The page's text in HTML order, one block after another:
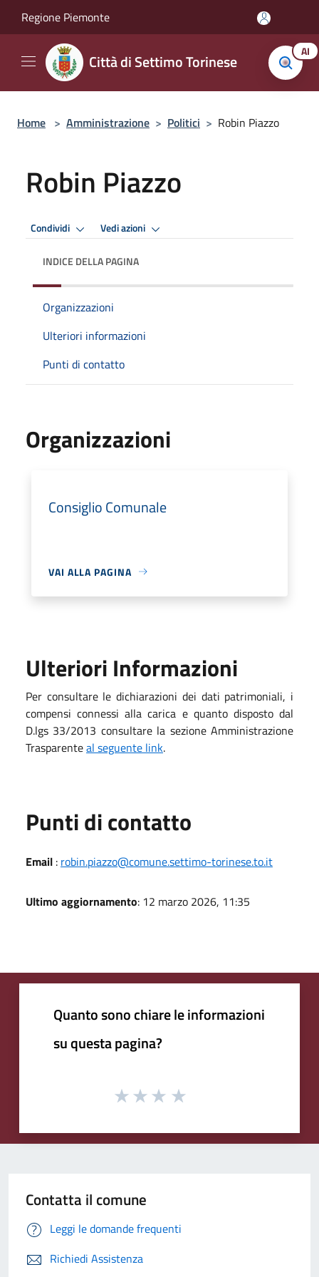
Regione Piemonte
Città di Settimo Torinese AI
Home > Amministrazione > Politici > Robin Piazzo
Robin Piazzo
Condividi Vedi azioni
INDICE DELLA PAGINA
Organizzazioni
Ulteriori informazioni
Punti di contatto
Organizzazioni
Consiglio Comunale
VAI ALLA PAGINA
Ulteriori Informazioni
Per consultare le dichiarazioni dei dati patrimoniali, i
compensi connessi alla carica e quanto disposto dal
D.lgs 33/2013 consultare la sezione Amministrazione
Trasparenteal seguente link.
Punti di contatto
Email : robin.piazzo@comune.settimo-torinese.to.it
Ultimo aggiornamento: 12 marzo 2026, 11:35
Quanto sono chiare le informazioni
su questa pagina?
Contatta il comune
Leggi le domande frequenti
Richiedi Assistenza